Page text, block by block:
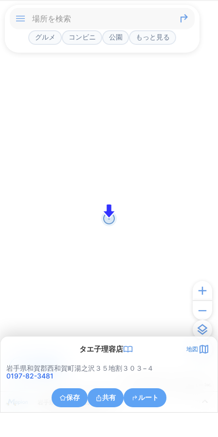
グルメ コンビニ 公園 もっと見る
タエ子理容店 地図
岩手県和賀郡西和賀町湯之沢３５地割３０３−４
0197-82-3481
保存 共有 ルート
岩手県和賀郡西和賀町湯之沢
アプリで見る